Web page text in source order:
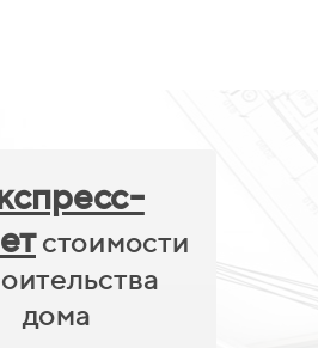
стоимости
дома